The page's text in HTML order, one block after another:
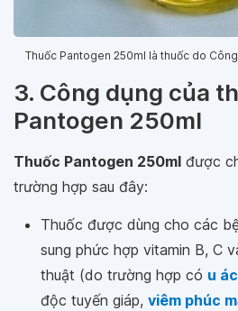
Thuốc Pantogen 250ml là thuốc do
3. Công dụng của
Pantogen 250ml
Thuốc Pantogen 250ml được
trường hợp sau đây:
Thuốc được dùng cho các
sung phức hợp vitamin B, C
thuật (do trường hợp có u
độc tuyến giáp, viêm phúc